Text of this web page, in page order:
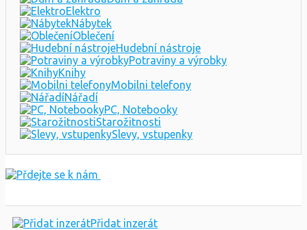
Elektro
Nábytek
Oblečení
Hudební nástroje
Potraviny a výrobky
Knihy
Mobilni telefony
Nářadí
PC, Notebooky
Starožitnosti
Slevy, vstupenky
Přidat inzerát